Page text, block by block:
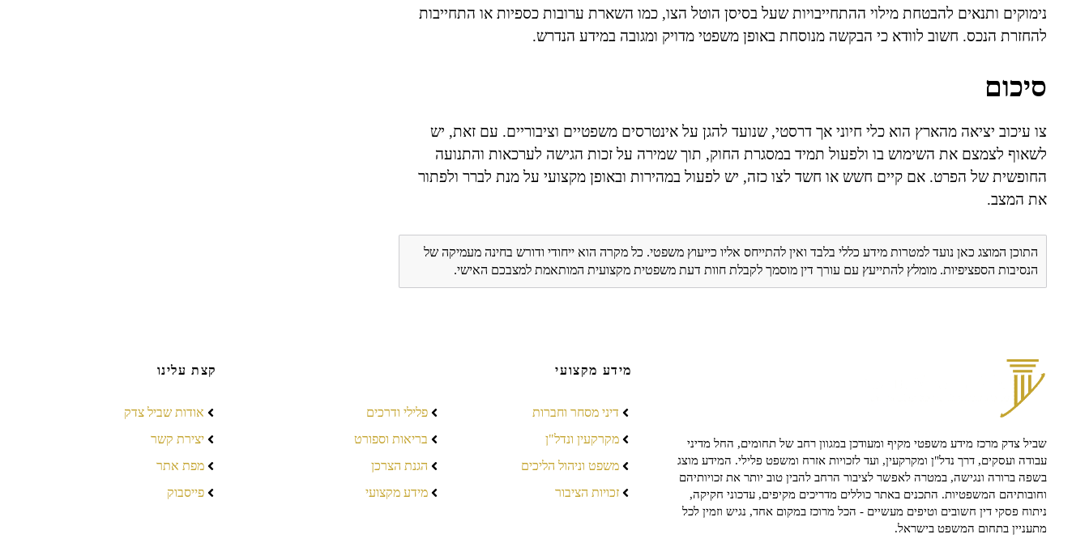
נימוקים ותנאים להבטחת מילוי ההתחייבויות שעל בסיסן הוטל הצו, כמו השארת ערובות כספיות או התחייבות
להחזרת הנכס. חשוב לוודא כי הבקשה מנוסחת באופן משפטי מדויק ומגובה במידע הנדרש.
סיכום
צו עיכוב יציאה מהארץ הוא כלי חיוני אך דרסטי, שנועד להגן על אינטרסים משפטיים וציבוריים. עם זאת, יש
לשאוף לצמצם את השימוש בו ולפעול תמיד במסגרת החוק, תוך שמירה על זכות הגישה לערכאות והתנועה
החופשית של הפרט. אם קיים חשש או חשד לצו כזה, יש לפעול במהירות ובאופן מקצועי על מנת לברר ולפתור
את המצב.
התוכן המוצג כאן נועד למטרות מידע כללי בלבד ואין להתייחס אליו כייעוץ משפטי. כל מקרה הוא ייחודי ודורש בחינה מעמיקה של
הנסיבות הספציפיות. מומלץ להתייעץ עם עורך דין מוסמך לקבלת חוות דעת משפטית מקצועית המותאמת למצבכם האישי.
שביל צדק מרכז מידע משפטי מקיף ומעודכן במגוון רחב של תחומים, החל מדיני
עבודה ועסקים, דרך נדל"ן ומקרקעין, ועד לזכויות אזרח ומשפט פלילי. המידע מוצג
בשפה ברורה ונגישה, במטרה לאפשר לציבור הרחב להבין טוב יותר את זכויותיהם
וחובותיהם המשפטיות. התכנים באתר כוללים מדריכים מקיפים, עדכוני חקיקה,
ניתוח פסקי דין חשובים וטיפים מעשיים - הכל מרוכז במקום אחד, נגיש וזמין לכל
מתעניין בתחום המשפט בישראל.
מידע מקצועי
דיני מסחר וחברות
מקרקעין ונדל"ן
משפט וניהול הליכים
זכויות הציבור
פלילי ודרכים
בריאות וספורט
הגנת הצרכן
מידע מקצועי
קצת עלינו
אודות שביל צדק
יצירת קשר
מפת אתר
פייסבוק